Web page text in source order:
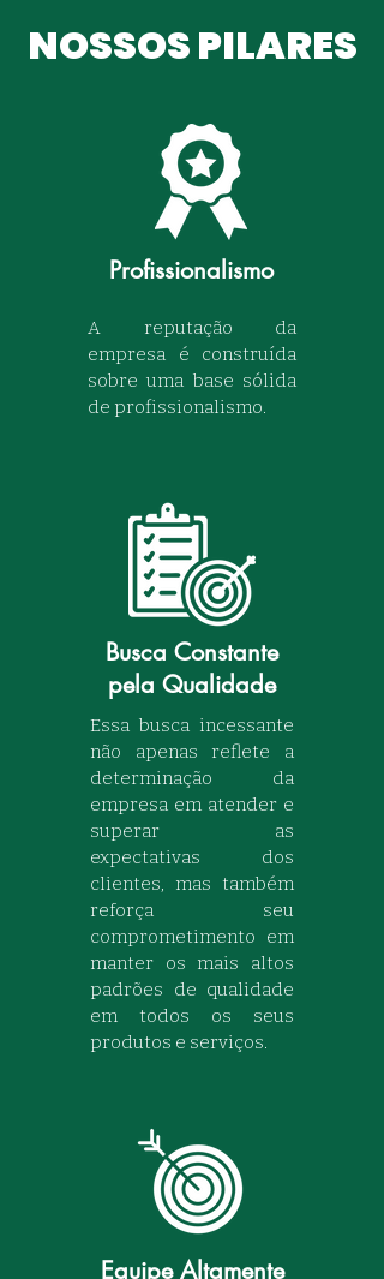
NOSSOS PILARES
Profissionalismo
A reputação da
empresa é construída
sobre uma base sólida
de profissionalismo.
Busca Constante
pela Qualidade
Essa busca incessante
não apenas reflete a
determinação da
empresa em atender e
superar as
expectativas dos
clientes, mas também
reforça seu
comprometimento em
manter os mais altos
padrões de qualidade
em todos os seus
produtos e serviços.
Equipe Altamente